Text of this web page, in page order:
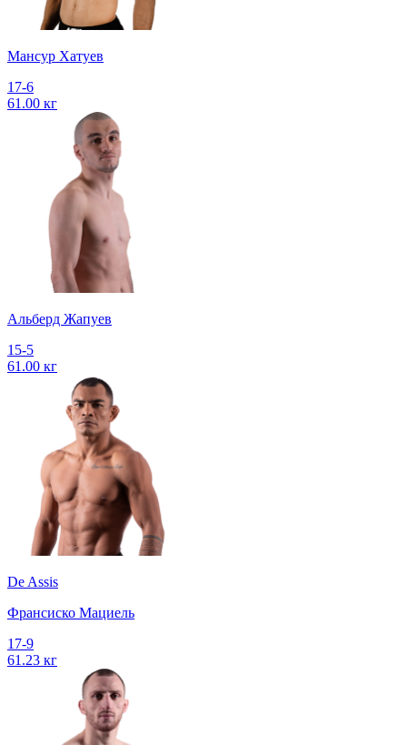
Мансур Хатуев
17-6
61.00 кг
Альберд Жапуев
15-5
61.00 кг
De Assis
Франсиско Мациель
17-9
61.23 кг